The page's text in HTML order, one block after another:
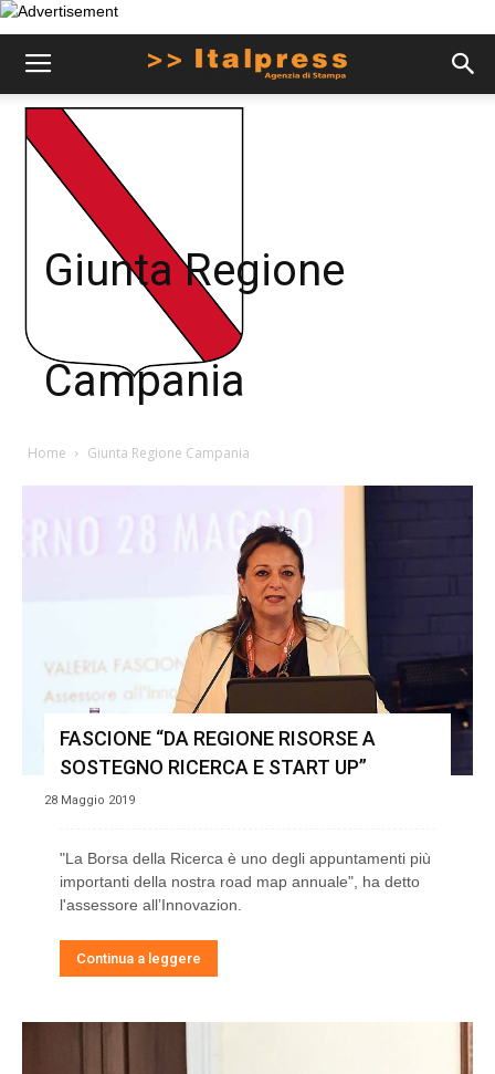
Giunta Regione
Campania
Home Giunta Regione Campania
FASCIONE “DA REGIONE RISORSE A
SOSTEGNO RICERCA E START UP”
28 Maggio 2019
"La Borsa della Ricerca è uno degli appuntamenti più
importanti della nostra road map annuale", ha detto
l'assessore all’Innovazion.
Continua a leggere